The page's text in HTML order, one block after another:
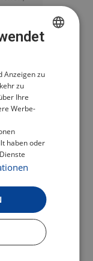
POLISH
ENGLISH
Anzeigen zu
zu
Ihre
Werbe-
haben oder